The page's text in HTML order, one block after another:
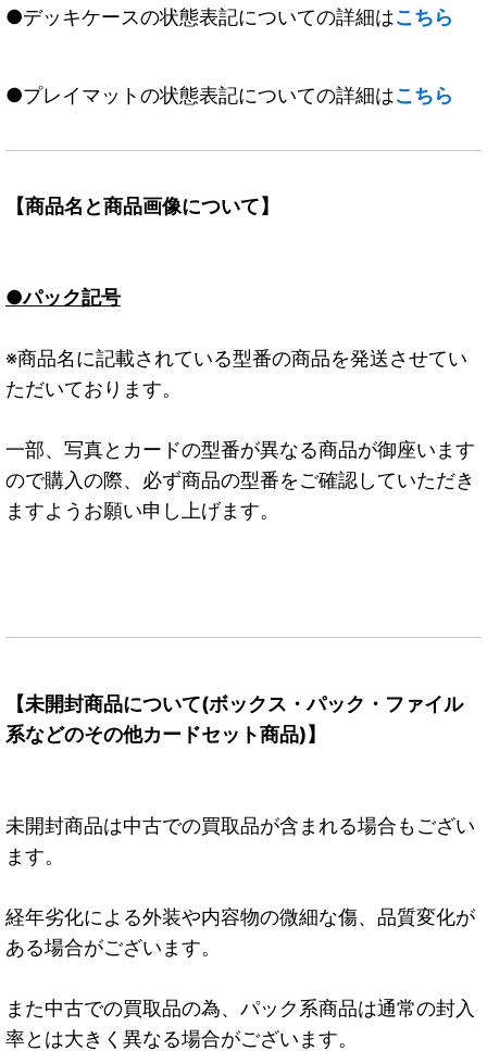
●デッキケースの状態表記についての詳細はこちら
●プレイマットの状態表記についての詳細はこちら
【商品名と商品画像について】
●パック記号
※商品名に記載されている型番の商品を発送させてい
ただいております。
一部、写真とカードの型番が異なる商品が御座います
ので購入の際、必ず商品の型番をご確認していただき
ますようお願い申し上げます。
【未開封商品について(ボックス・パック・ファイル
系などのその他カードセット商品)】
未開封商品は中古での買取品が含まれる場合もござい
ます。
経年劣化による外装や内容物の微細な傷、品質変化が
ある場合がございます。
また中古での買取品の為、パック系商品は通常の封入
率とは大きく異なる場合がございます。